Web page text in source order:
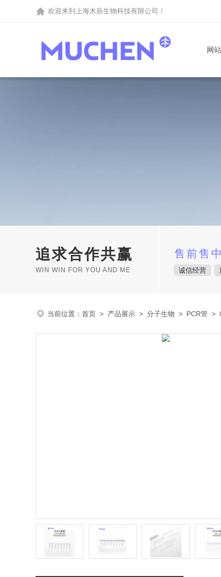
欢迎来到 上海木辰生物科技有限公司 ！
网
追求合作共赢
WIN WIN FOR YOU AND ME
售前售
诚信经营
当前位置： 首页 > 产品展示 > 分子生物 > PCR管 >